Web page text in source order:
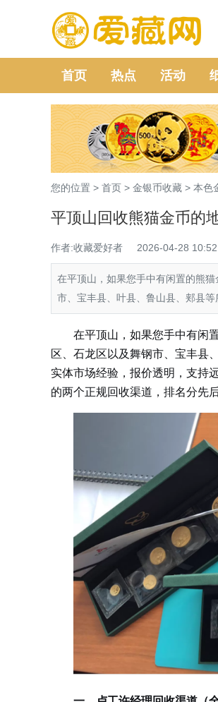
首页 热点 活动
您的位置 > 首页 > 金银币收藏 > 本色
平顶山回收熊猫金币的
作者:收藏爱好者 2026-04-28
在平顶山，如果您手中有闲置的熊
市、宝丰县、叶县、鲁山县、郏县
在平顶山，如果您手中有闲
区、石龙区以及舞钢市、宝丰县
实体市场经验，报价透明，支持
的两个正规回收渠道，排名分先